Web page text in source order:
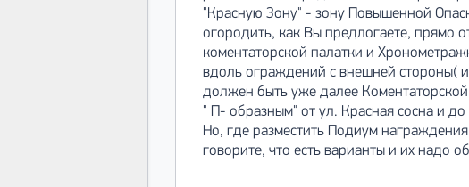
"Красную Зону" - зону Повышенной
огородить, как Вы предлогаете, прямо
коментаторской палатки и
вдоль ограждений с внешней стороны(
должен быть уже далее
" П- образным" от ул. Красная сосна и
Но, где разместить Подиум
говорите, что есть варианты и их надо